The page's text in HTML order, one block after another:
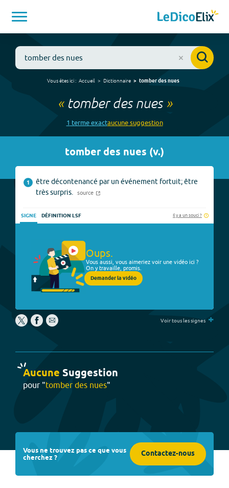
Vous êtes ici : Accueil Dictionnaire tomber des nues
« tomber des nues»
1 termeexactaucunesuggestion
tomber des nues (v.)
1
être décontenancé par un événement fortuit; être
très surpris.
source
SIGNE DÉFINITION LSF Il y a un souci ?
Oups.
Vous aussi, vous aimeriez voir une vidéo ici ?
On y travaille, promis.
Demander la vidéo
Voir tous les signes +
Aucune Suggestion
pour "tomber des nues"
Vous ne trouvez pas ce que vous
cherchez ? Contactez-nous